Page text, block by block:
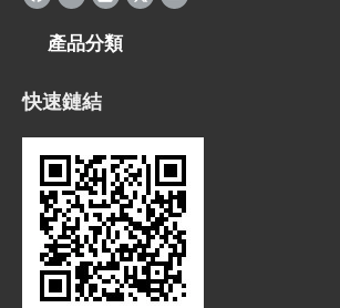
產品分類
快速鏈結